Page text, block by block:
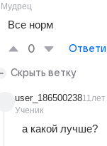
Мудрец
Все норм
0
Скрыть ветку
user_186500238
Ученик
11лет
а какой лучше?